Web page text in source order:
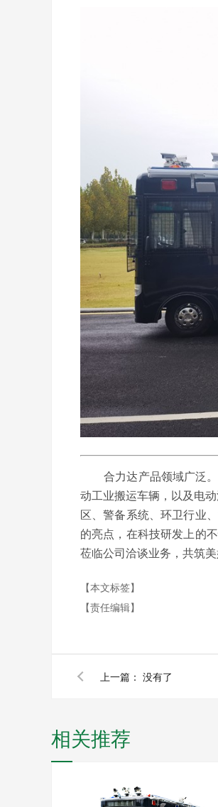
合力达产品领域广泛。
动工业搬运车辆，以及电
区、警备系统、环卫行业
的亮点，在科技研发上的
莅临公司洽谈业务，共筑美
【本文标签】
【责任编辑】
上一篇： 没有了
相关推荐